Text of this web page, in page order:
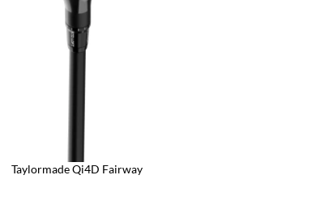
Taylormade Qi4D Fairway